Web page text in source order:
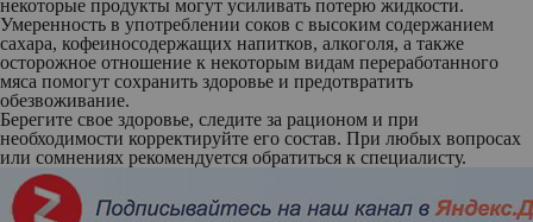
некоторые продукты могут усиливать потерю жидкости.
Умеренность в употреблении соков с высоким содержанием
сахара, кофеиносодержащих напитков, алкоголя, а также
осторожное отношение к некоторым видам переработанного
мяса помогут сохранить здоровье и предотвратить
обезвоживание.
Берегите свое здоровье, следите за рационом и при
необходимости корректируйте его состав. При любых вопросах
или сомнениях рекомендуется обратиться к специалисту.